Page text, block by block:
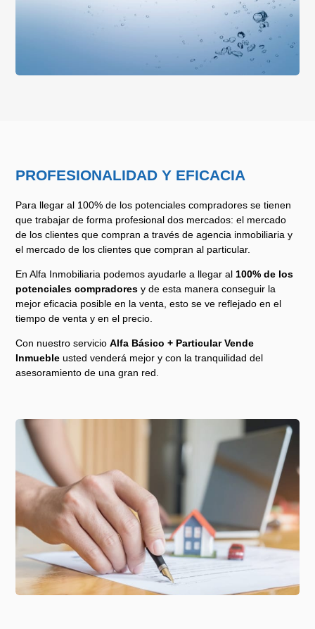
PROFESIONALIDAD Y EFICACIA
Para llegar al 100% de los potenciales compradores se tienen
que trabajar de forma profesional dos mercados: el mercado
de los clientes que compran a través de agencia inmobiliaria y
el mercado de los clientes que compran al particular.
En Alfa Inmobiliaria podemos ayudarle a llegar al 100% de los
potenciales compradores y de esta manera conseguir la
mejor eficacia posible en la venta, esto se ve reflejado en el
tiempo de venta y en el precio.
Con nuestro servicioAlfa Básico + Particular Vende
Inmueble usted venderá mejor y con la tranquilidad del
asesoramiento de una gran red.